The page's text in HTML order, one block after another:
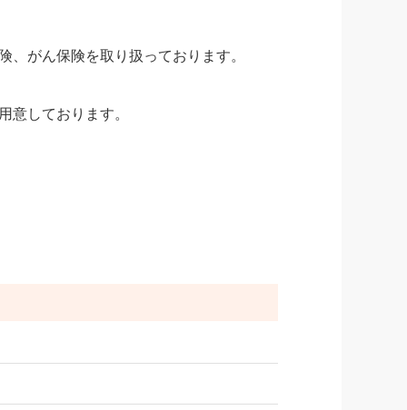
がん保険を取り扱っております。
意しております。